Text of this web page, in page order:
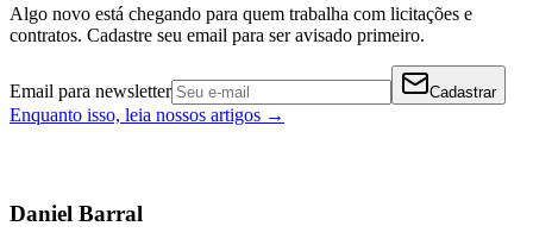
Algo novo está chegando para quem trabalha com licitações e
contratos. Cadastre seu email para ser avisado primeiro.
Email para newsletter Cadastrar
Enquanto isso, leia nossos artigos →
Daniel Barral